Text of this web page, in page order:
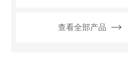
查看全部产品